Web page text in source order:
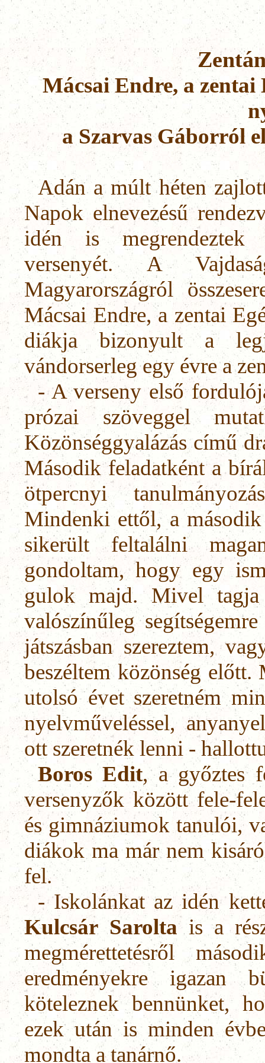
Mácsai Endre, a zentai
a Szarvas Gáborról
Adán a múlt héten
Napok elnevezésű
idén is megrendeztek
versenyét. A
Magyarországról
Mácsai Endre, a zentai
diákja bizo­nyult a
vándorserleg egy évre a
- A verseny első
prózai szöveg­gel
Közönséggyalázás című
Második feladatként a
ötpercnyi
Mindenki ettől, a
sikerült feltalálni
gondoltam, hogy egy
gulok majd. Mivel tagja
valószínűleg
játszásban szereztem,
beszéltem kö­zönség
utolsó évet szeretném
nyelvműveléssel,
ott szeretnék lenni -
Boros Edit, a győztes
versenyzők között fele-
és gimnáziumok tanulói,
diákok ma már nem
fel.
- Iskolánkat az idén
Kulcsár Saroltais a
megmérettetésről
eredményekre igazan
köteleznek bennünket,
ezek után is minden
mondta a ta­nárnő.